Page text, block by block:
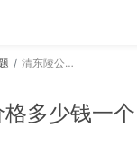
清东陵公墓价格多少钱一个
多少钱一个